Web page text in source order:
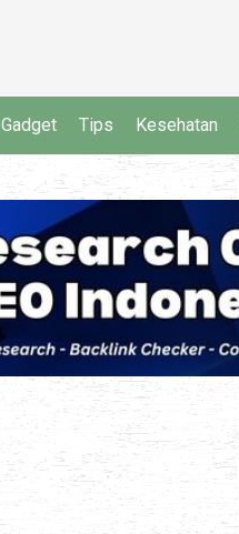
Gadget Tips Kesehatan